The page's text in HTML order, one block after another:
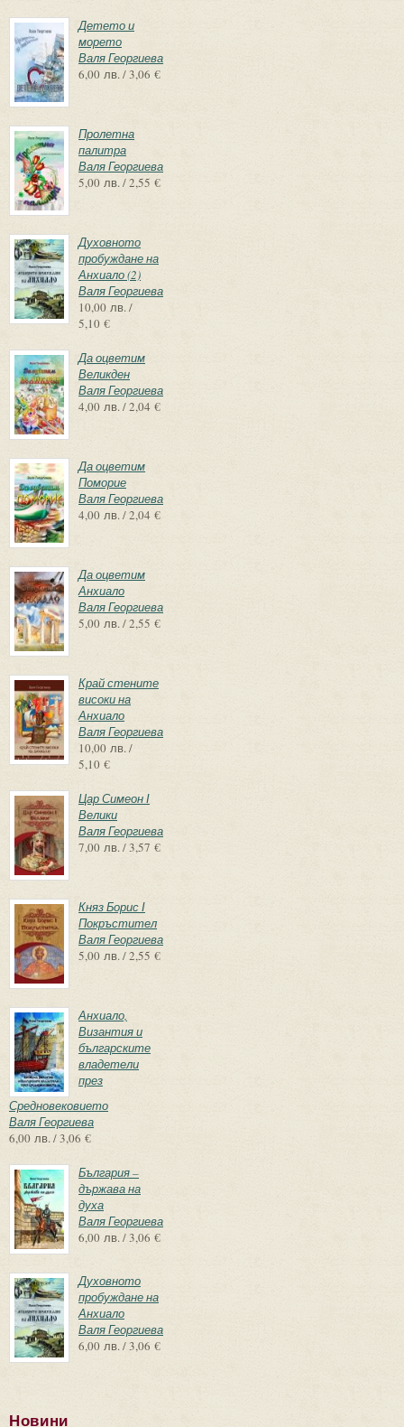
Детето и
морето
Валя Георгиева
6,00 лв. / 3,06 €
Пролетна
палитра
Валя Георгиева
5,00 лв. / 2,55 €
Духовното
пробуждане на
Анхиало (2)
Валя Георгиева
10,00 лв. /
5,10 €
Да оцветим
Великден
Валя Георгиева
4,00 лв. / 2,04 €
Да оцветим
Поморие
Валя Георгиева
4,00 лв. / 2,04 €
Да оцветим
Анхиало
Валя Георгиева
5,00 лв. / 2,55 €
Край стените
високи на
Анхиало
Валя Георгиева
10,00 лв. /
5,10 €
Цар Симеон І
Велики
Валя Георгиева
7,00 лв. / 3,57 €
Княз Борис І
Покръстител
Валя Георгиева
5,00 лв. / 2,55 €
Анхиало,
Византия и
българските
владетели
през
Средновековието
Валя Георгиева
6,00 лв. / 3,06 €
България –
държава на
духа
Валя Георгиева
6,00 лв. / 3,06 €
Духовното
пробуждане на
Анхиало
Валя Георгиева
6,00 лв. / 3,06 €
Новини